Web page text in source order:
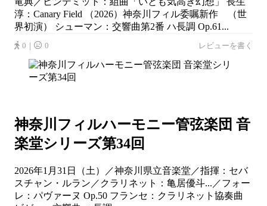
淳：Canary Field （2026）神奈川フィル委嘱新作 （世
界初演） シューマン：交響曲第2番 ハ長調 Op.61...
0｜ 0 レビューを書く
神奈川フィルハーモニー管弦楽団 音
楽堂シリーズ第34回
2026年1月31日（土）／神奈川県立音楽堂／指揮：セバ
スチャン・ルラン／クラリネット：亀居優斗...／フォー
レ：パヴァーヌ Op.50 フランセ：クラリネット協奏曲